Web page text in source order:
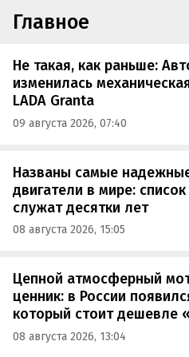
Главное
Не такая, как раньше:
изменилась
LADA Granta
09 августа 2026, 07:40
Названы самые
двигатели в мире:
служат десятки лет
08 августа 2026, 15:05
Цепной атмосферный
ценник: в России
который стоит дешевле
08 августа 2026, 13:04